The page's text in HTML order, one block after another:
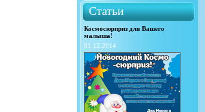
Статьи
Космосюрприз для Вашего
малыша!
01.12.2014